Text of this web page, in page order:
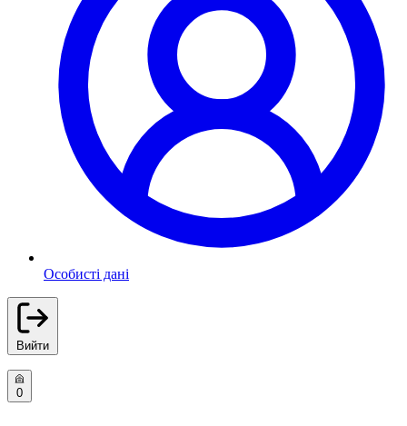
Особисті дані
Вийти
0